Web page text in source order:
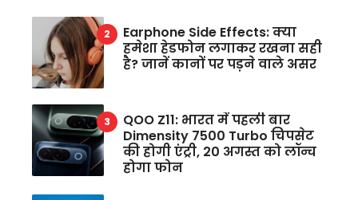
Earphone Side Effects: क्या
हमेशा हेडफोन लगाकर रखना सही
है? जानें कानों पर पड़ने वाले असर
QOO Z11: भारत में पहली बार
Dimensity 7500 Turbo चिपसेट
की होगी एंट्री, 20 अगस्त को लॉन्च
होगा फोन